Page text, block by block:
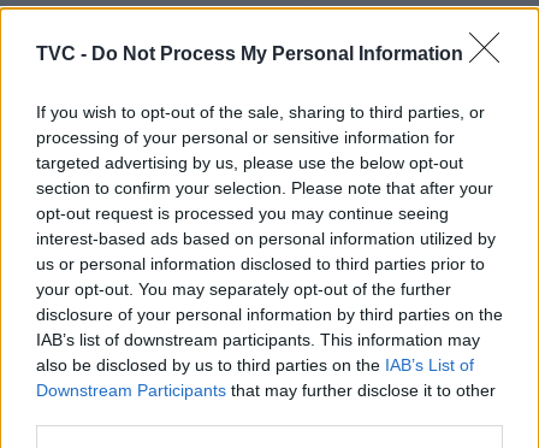
TVC - Do Not Process My Personal Information
If you wish to opt-out of the sale, sharing to third parties, or
processing of your personal or sensitive information for
targeted advertising by us, please use the below opt-out
section to confirm your selection. Please note that after your
opt-out request is processed you may continue seeing
interest-based ads based on personal information utilized by
us or personal information disclosed to third parties prior to
your opt-out. You may separately opt-out of the further
disclosure of your personal information by third parties on the
IAB’s list of downstream participants. This information may
also be disclosed by us to third parties on the IAB’s List of
Downstream Participants that may further disclose it to other
admitir que o fim da utilização do mosteiro pela
arte contemporânea poderá ditar o próprio fim da
Na inauguração da bienal deste ano, o presidente
da Câmara de Coimbra, José Manuel Silva, avançou
com a possibilidade de o antigo Hospital Pediátrico
poder vir a ser o espaço central da bienal.